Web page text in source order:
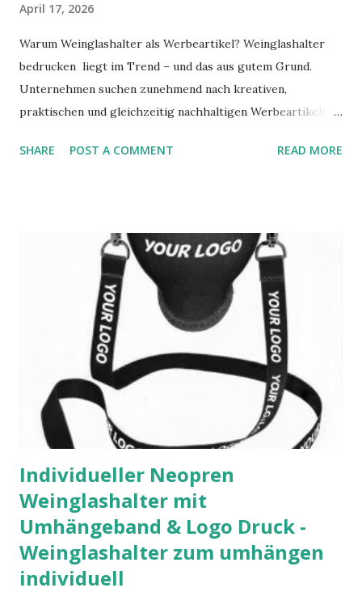
April 17, 2026
Warum Weinglashalter als Werbeartikel? Weinglashalter
bedrucken liegt im Trend – und das aus gutem Grund.
Unternehmen suchen zunehmend nach kreativen,
praktischen und gleichzeitig nachhaltigen Werbeartikeln,
vereint genau diese Eigenschaften: Er ist funktional, leicht
einen echten Mehrwert für Kunden und Geschäftspartner.
Ein großer Vorteil ist die Individualisierbarkeit.
Unternehmen können Weinglashalter personalisiert
gestalten und exakt auf ihre Markenidentität abstimmen.
Ob Firmenlogo, Slogan oder individuelles Design – durch
modernes Druckverfahren wird jeder Weinglashalter
individuell gestalten zum echten Hingucker. Besonders bei
Wein-Events oder Firmenveranstaltungen sorgt dies für
Wiedererkennungswert und s...
SHARE POST A COMMENT READ MORE
Individueller Neopren
Weinglashalter mit
Umhängeband & Logo Druck -
Weinglashalter zum umhängen
individuell